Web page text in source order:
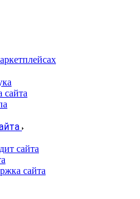
сайта
сайта
сайта